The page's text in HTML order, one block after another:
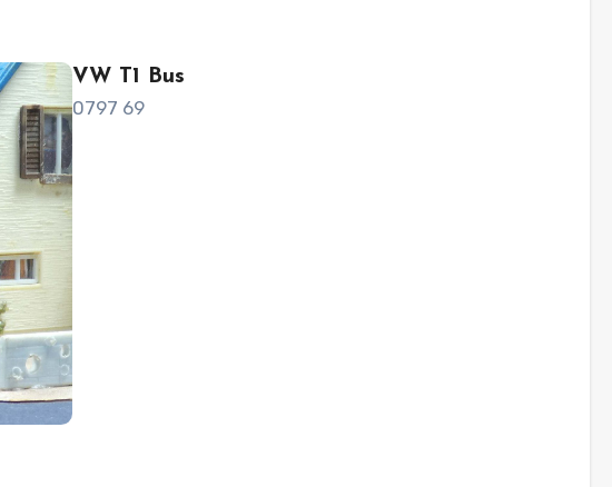
VW T1 Bus
0797 69